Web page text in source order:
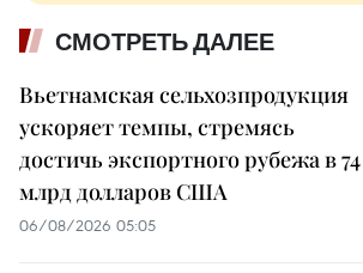
СМОТРЕТЬ ДАЛЕЕ
Вьетнамская сельхозпродукция
ускоряет темпы, стремясь
достичь экспортного рубежа в 74
млрд долларов США
06/08/2026 05:05